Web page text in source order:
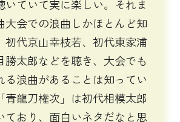
いていて実に楽しい。それま
大会での浪曲しかほとんど知
初代京山幸枝若、初代東家浦
勝太郎などを聴き、大会でも
る浪曲があることは知ってい
青龍刀権次」は初代相模太郎
ており、面白いネタだなと思